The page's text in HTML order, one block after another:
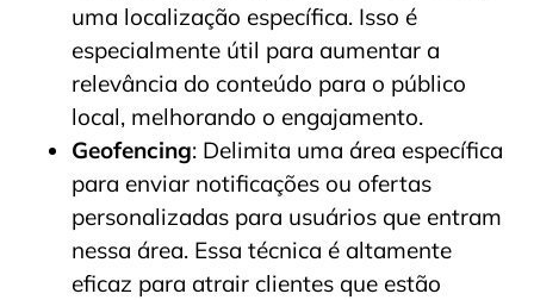
uma localização específica. Isso é
especialmente útil para aumentar a
relevância do conteúdo para o público
local, melhorando o engajamento.
Geofencing: Delimita uma área específica
para enviar notificações ou ofertas
personalizadas para usuários que entram
nessa área. Essa técnica é altamente
eficaz para atrair clientes que estão